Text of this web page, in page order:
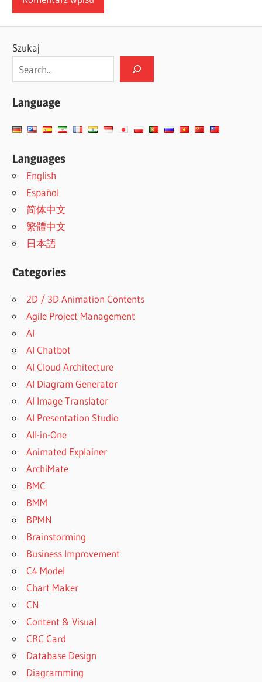
Szukaj
Language
Languages
English
Español
简体中文
繁體中文
日本語
Categories
2D / 3D Animation Contents
Agile Project Management
AI
AI Chatbot
AI Cloud Architecture
AI Diagram Generator
AI Image Translator
AI Presentation Studio
All-in-One
Animated Explainer
ArchiMate
BMC
BMM
BPMN
Brainstorming
Business Improvement
C4 Model
Chart Maker
CN
Content & Visual
CRC Card
Database Design
Diagramming